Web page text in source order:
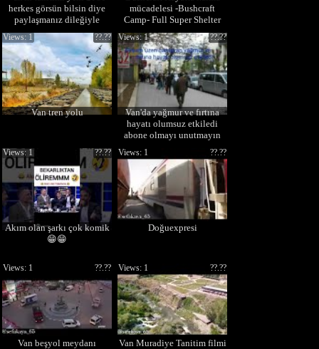
herkes görsün bilsin diye
paylaşmanız dileğiyle
#vanyenihaber
mücadelesi -Bushcraft
Camp- Full Super Shelter
Build from Start
Van tren yolu
??.??
Views: 1
Van'da yağmur ve fırtına
hayatı olumsuz etkiledi
abone olmayı unutmayın
??.??
Views: 1
Akım olan şarkı çok komik
😁😁
??.??
Views: 1
Doğuexpresi
??.??
Views: 1
Van beşyol meydanı
??.??
Views: 1
Van Muradiye Tanitim filmi
??.??
Views: 1